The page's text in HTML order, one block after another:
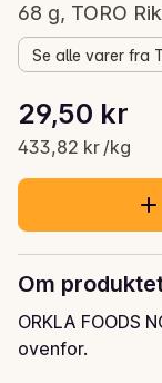
68 g, TORO Rik
Se alle varer fra
Gjeldende pris
29,50 kr
433,82 kr /kg
Stykkpris: 433,82
Om
ORKLA FOODS
ovenfor.